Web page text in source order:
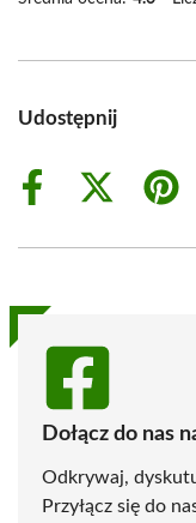
Udostępnij
Share
Share
(Twitter)
Dołącz do nas
Odkrywaj,
Przyłącz się do